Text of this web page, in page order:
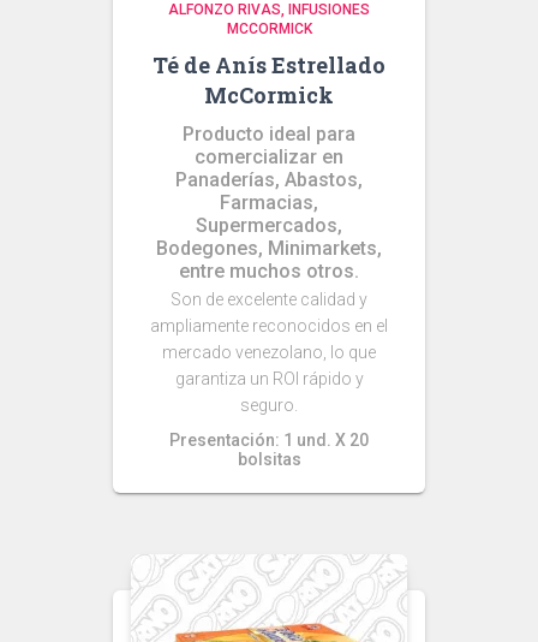
ALFONZO RIVAS
INFUSIONES
MCCORMICK
Té de Anís Estrellado
McCormick
Producto ideal para
comercializar en
Panaderías, Abastos,
Farmacias,
Supermercados,
Bodegones, Minimarkets,
entre muchos otros.
Son de excelente calidad y
ampliamente reconocidos en el
mercado venezolano, lo que
garantiza un ROI rápido y
seguro.
Presentación: 1 und. X 20
bolsitas